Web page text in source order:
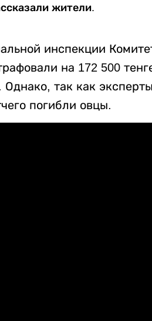
жители.
инспекции
на 172 500
так как
погибли овцы.